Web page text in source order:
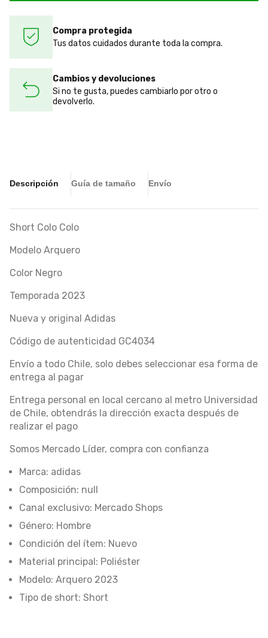
Compra protegida
Tus datos cuidados durante toda la compra.
Cambios y devoluciones
Si no te gusta, puedes cambiarlo por otro o
devolverlo.
Descripción Guía de tamaño Envío
Short Colo Colo
Modelo Arquero
Color Negro
Temporada 2023
Nueva y original Adidas
Código de autenticidad GC4034
Envío a todo Chile, solo debes seleccionar esa forma de
entrega al pagar
Entrega personal en local cercano al metro Universidad
de Chile, obtendrás la dirección exacta después de
realizar el pago
Somos Mercado Líder, compra con confianza
Marca: adidas
Composición: null
Canal exclusivo: Mercado Shops
Género: Hombre
Condición del ítem: Nuevo
Material principal: Poliéster
Modelo: Arquero 2023
Tipo de short: Short